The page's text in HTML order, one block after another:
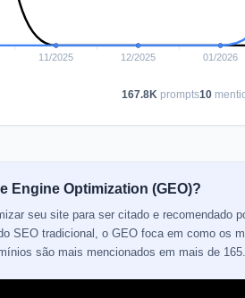
167.8K prompts10
Engine Optimization (GEO)?
seu site para ser citado e recomendado
SEO tradicional, o GEO foca em como os
são mais mencionados em mais de